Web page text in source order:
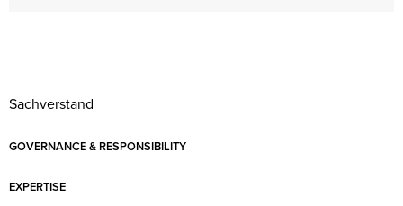
Sachverstand
GOVERNANCE & RESPONSIBILITY
EXPERTISE